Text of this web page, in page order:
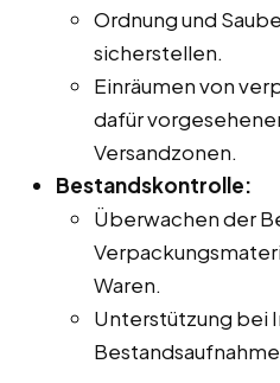
Ordnung und
sicherstellen.
Einräumen von
dafür
Versandzonen.
Bestandskontrolle:
Überwachen der
Waren.
Unterstützung bei